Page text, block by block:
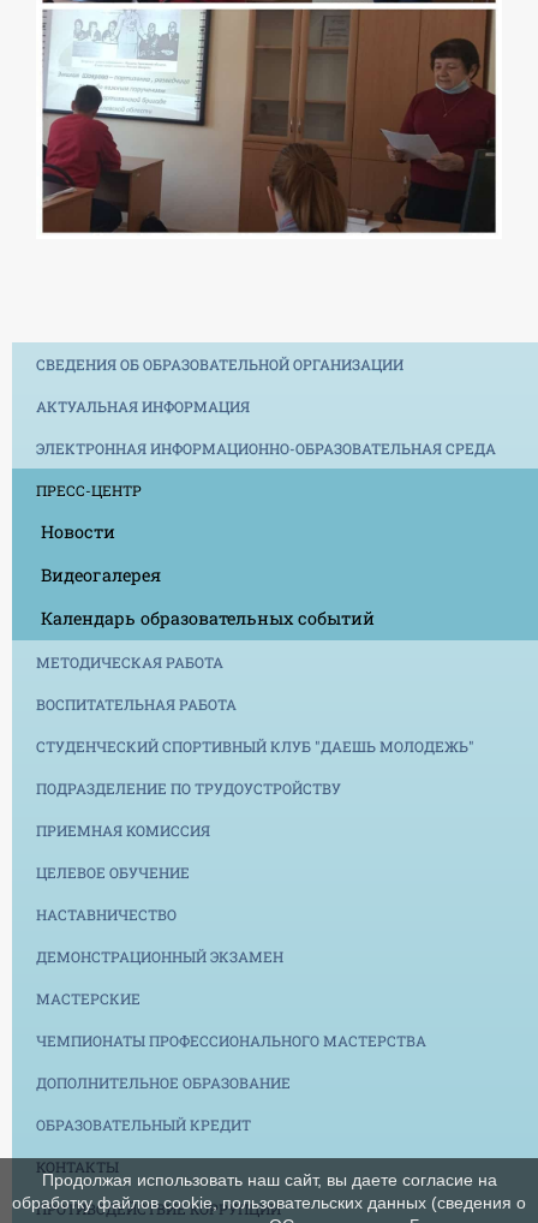
СВЕДЕНИЯ ОБ ОБРАЗОВАТЕЛЬНОЙ ОРГАНИЗАЦИИ
АКТУАЛЬНАЯ ИНФОРМАЦИЯ
ЭЛЕКТРОННАЯ ИНФОРМАЦИОННО-ОБРАЗОВАТЕЛЬНАЯ СРЕДА
ПРЕСС-ЦЕНТР
Новости
Видеогалерея
Календарь образовательных событий
МЕТОДИЧЕСКАЯ РАБОТА
ВОСПИТАТЕЛЬНАЯ РАБОТА
СТУДЕНЧЕСКИЙ СПОРТИВНЫЙ КЛУБ "ДАЕШЬ МОЛОДЕЖЬ"
ПОДРАЗДЕЛЕНИЕ ПО ТРУДОУСТРОЙСТВУ
ПРИЕМНАЯ КОМИССИЯ
ЦЕЛЕВОЕ ОБУЧЕНИЕ
НАСТАВНИЧЕСТВО
ДЕМОНСТРАЦИОННЫЙ ЭКЗАМЕН
МАСТЕРСКИЕ
ЧЕМПИОНАТЫ ПРОФЕССИОНАЛЬНОГО МАСТЕРСТВА
ДОПОЛНИТЕЛЬНОЕ ОБРАЗОВАНИЕ
ОБРАЗОВАТЕЛЬНЫЙ КРЕДИТ
КОНТАКТЫ
ПРОТИВОДЕЙСТВИЕ КОРРУПЦИИ
Продолжая использовать наш сайт, вы даете согласие на
обработку файлов cookie, пользовательских данных (сведения о